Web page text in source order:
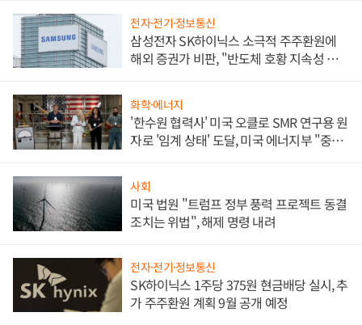
전자·전기·정보통신
삼성전자 SK하이닉스 소극적 주주환원에
해외 증권가 비판, "반도체 호황 지속성 의
화학·에너지
'한수원 협력사' 미국 오클로 SMR 연구용 원
자로 '임계 상태' 도달, 미국 에너지부 "중요
사회
미국 법원 "트럼프 정부 풍력 프로젝트 동결
조치는 위법", 해제 명령 내려
전자·전기·정보통신
SK하이닉스 1주당 375원 현금배당 실시, 추
가 주주환원 계획 9월 공개 예정